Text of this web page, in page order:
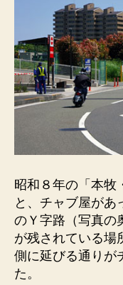
ー
カ
ド
ー
が
あ
る
り。
の
昭和８年の「本牧
と、チャブ屋があ
のＹ字路（写真の
が残されている場
側に延びる通りが
た。